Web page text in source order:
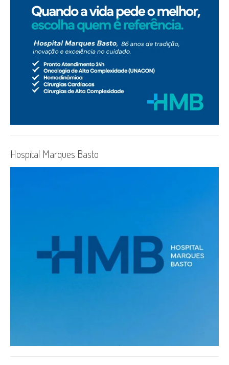
Hospital Marques Basto